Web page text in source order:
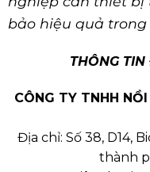
bảo hiệu quả trong
THÔNG
CÔNG TY TNHH
Địa chỉ: Số 38, D14,
thành